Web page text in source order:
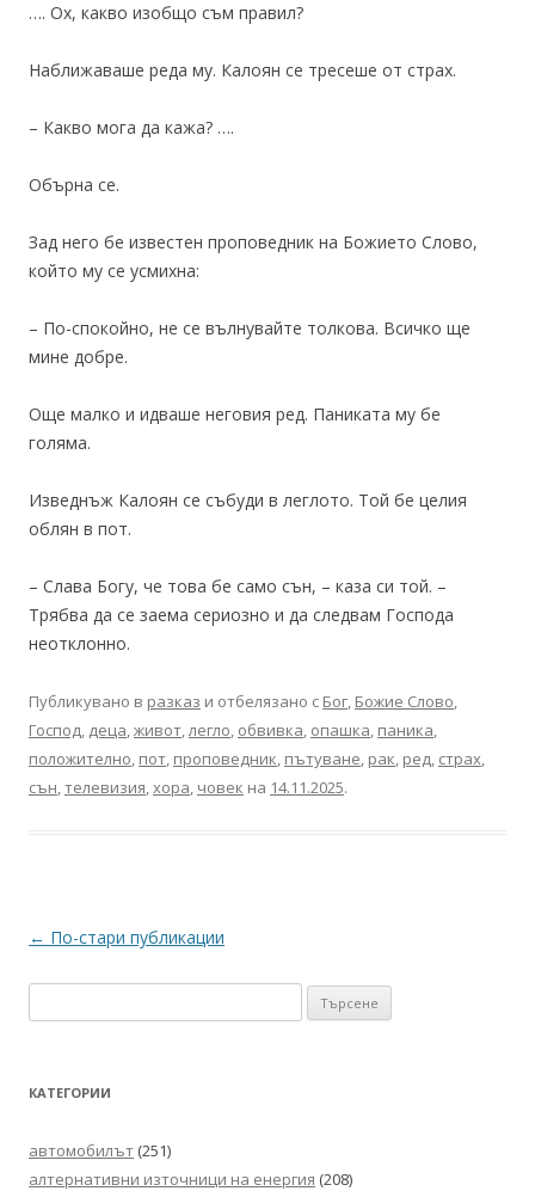
…. Ох, какво изобщо съм правил?
Наближаваше реда му. Калоян се тресеше от страх.
– Какво мога да кажа? ….
Обърна се.
Зад него бе известен проповедник на Божието Слово,
който му се усмихна:
– По-спокойно, не се вълнувайте толкова. Всичко ще
мине добре.
Още малко и идваше неговия ред. Паниката му бе
голяма.
Изведнъж Калоян се събуди в леглото. Той бе целия
облян в пот.
– Слава Богу, че това бе само сън, – каза си той. –
Трябва да се заема сериозно и да следвам Господа
неотклонно.
Публикувано в разказ и отбелязано с Бог, Божие Слово,
Господ, деца,живот,легло, обвивка, опашка, паника,
положително, пот, проповедник, пътуване, рак, ред, страх,
сън,телевизия,хора, човек на 14.11.2025.
Навигация
← По-стари публикации
за:
КАТЕГОРИИ
автомобилът (251)
алтернативни източници на енергия (208)